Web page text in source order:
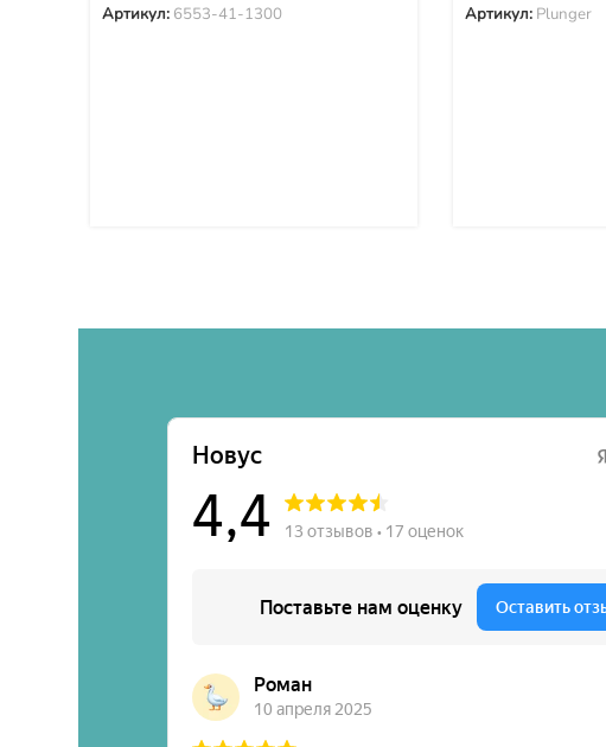
Артикул: 6553-41-1300 Артикул: Plunger